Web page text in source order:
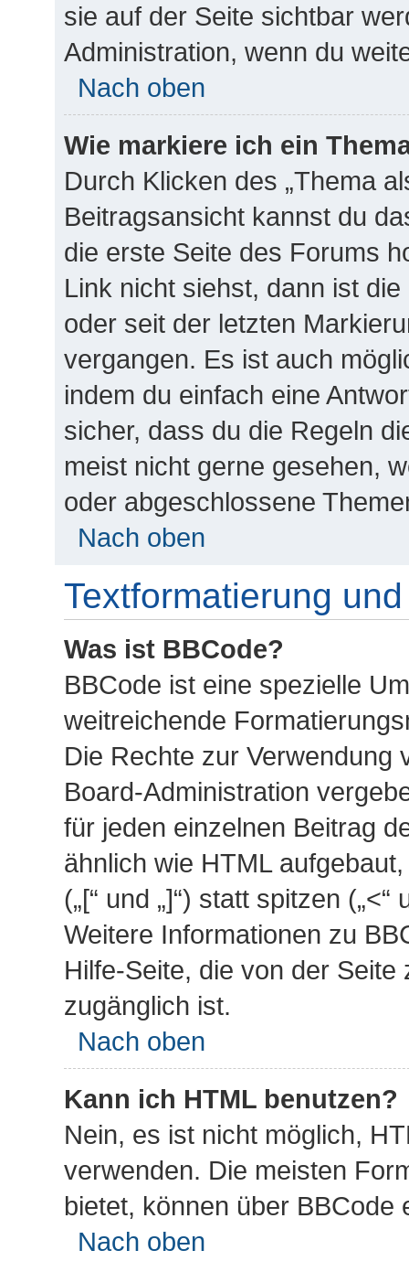
sie auf der Seite sichtbar
Administration, wenn du
Nach oben
Wie markiere ich ein
Durch Klicken des „Thema
Beitragsansicht kannst du
die erste Seite des Forums
Link nicht siehst, dann ist
oder seit der letzten
vergangen. Es ist auch
indem du einfach eine
sicher, dass du die Regeln
meist nicht gerne gesehen,
oder abgeschlossene
Nach oben
Textformatierung
Was ist BBCode?
BBCode ist eine spezielle
weitreichende
Die Rechte zur Verwendung
Board-Administration
für jeden einzelnen Beitrag
ähnlich wie HTML
(„[“ und „]“) statt spitzen
Weitere Informationen zu
Hilfe-Seite, die von der
zugänglich ist.
Nach oben
Kann ich HTML benutzen?
Nein, es ist nicht möglich,
verwenden. Die meisten
bietet, können über BBCode
Nach oben